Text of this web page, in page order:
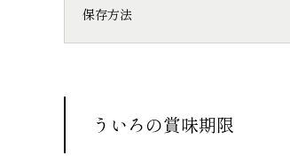
保存方法
ういろの賞味期限